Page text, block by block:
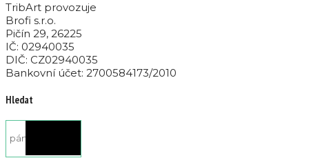
TribArt provozuje
Brofi s.r.o.
Pičín 29, 26225
IČ: 02940035
DIČ: CZ02940035
Bankovní účet: 2700584173/2010
Hledat